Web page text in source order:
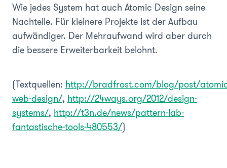
Wie jedes System hat auch Atomic Design seine
Nachteile. Für kleinere Projekte ist der Aufbau
aufwändiger. Der Mehraufwand wird aber durch
die bessere Erweiterbarkeit belohnt.
(Textquellen: http://bradfrost.com/blog/post/
web-design/, http://24ways.org/2012/design-
systems/, http://t3n.de/news/pattern-lab-
fantastische-tools-480553/)